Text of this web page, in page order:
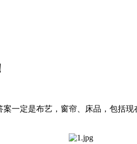
定是布艺，窗帘、床品，包括